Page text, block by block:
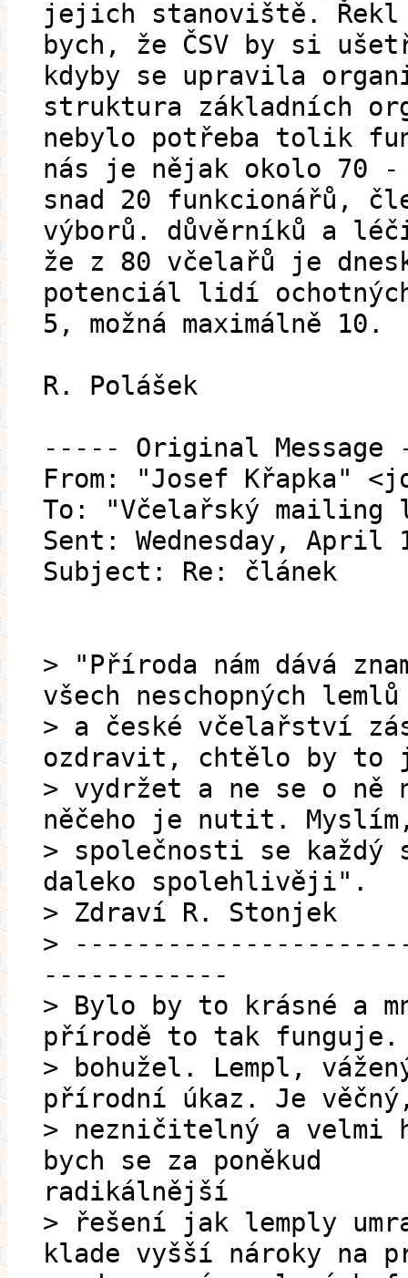
jejich stanoviště. Řekl
bych, že ČSV by si
kdyby se upravila
struktura základních
nebylo potřeba tolik
nás je nějak okolo 70
snad 20 funkcionářů,
výborů. důvěrníků a
že z 80 včelařů je
potenciál lidí
5, možná maximálně 10.
R. Polášek
----- Original
From: "Josef Křapka"
To: "Včelařský
Sent: Wednesday, April
Subject: Re: článek
> "Příroda nám dává
všech neschopných
> a české včelařství
ozdravit, chtělo by to
> vydržet a ne se o ně
něčeho je nutit.
> společnosti se každý
daleko spolehlivěji".
> Zdraví R. Stonjek
>
------------
> Bylo by to krásné a
přírodě to tak funguje.
> bohužel. Lempl,
přírodní úkaz. Je
> nezničitelný a velmi
bych se za poněkud
radikálnější
> řešení jak lemply
klade vyšší nároky na